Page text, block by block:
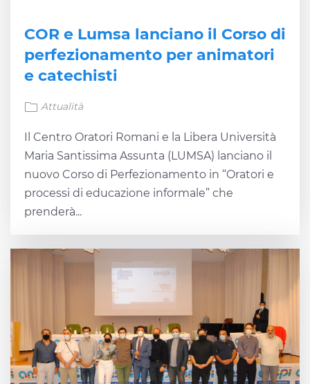
COR e Lumsa lanciano il Corso di
perfezionamento per animatori
e catechisti
Attualità
Il Centro Oratori Romani e la Libera Università
Maria Santissima Assunta (LUMSA) lanciano il
nuovo Corso di Perfezionamento in “Oratori e
processi di educazione informale” che
prenderà...